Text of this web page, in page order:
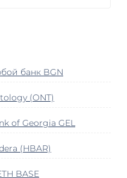
банк BGN
(ONT)
of Georgia GEL
(HBAR)
BASE